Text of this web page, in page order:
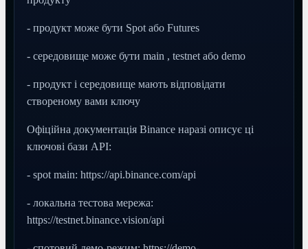
- продукт може бути Spot або Futures
- середовище може бути main , testnet або demo
- продукт і середовище мають відповідати
створеному вами ключу
Офіційна документація Binance наразі описує ці
ключові бази API:
- spot main: https://api.binance.com/api
- локальна тестова мережа:
https://testnet.binance.vision/api